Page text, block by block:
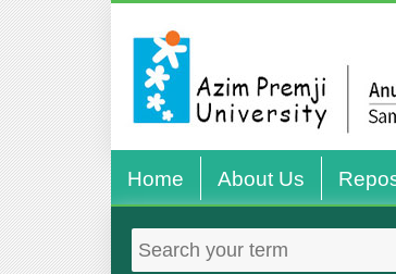
Home About Us